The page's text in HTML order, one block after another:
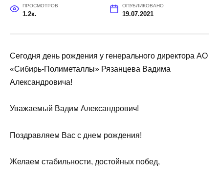
ПРОСМОТРОВ
1.2к.
ОПУБЛИКОВАНО
19.07.2021
Сегодня день рождения у генерального директора АО
«Сибирь-Полиметаллы» Рязанцева Вадима
Александровича!
Уважаемый Вадим Александрович!
Поздравляем Вас с днем рождения!
Желаем стабильности, достойных побед,